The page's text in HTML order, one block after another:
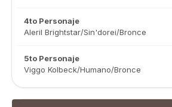
4to Personaje
Aleril Brightstar/Sin'dorei/Bronce
5to Personaje
Viggo Kolbeck/Humano/Bronce